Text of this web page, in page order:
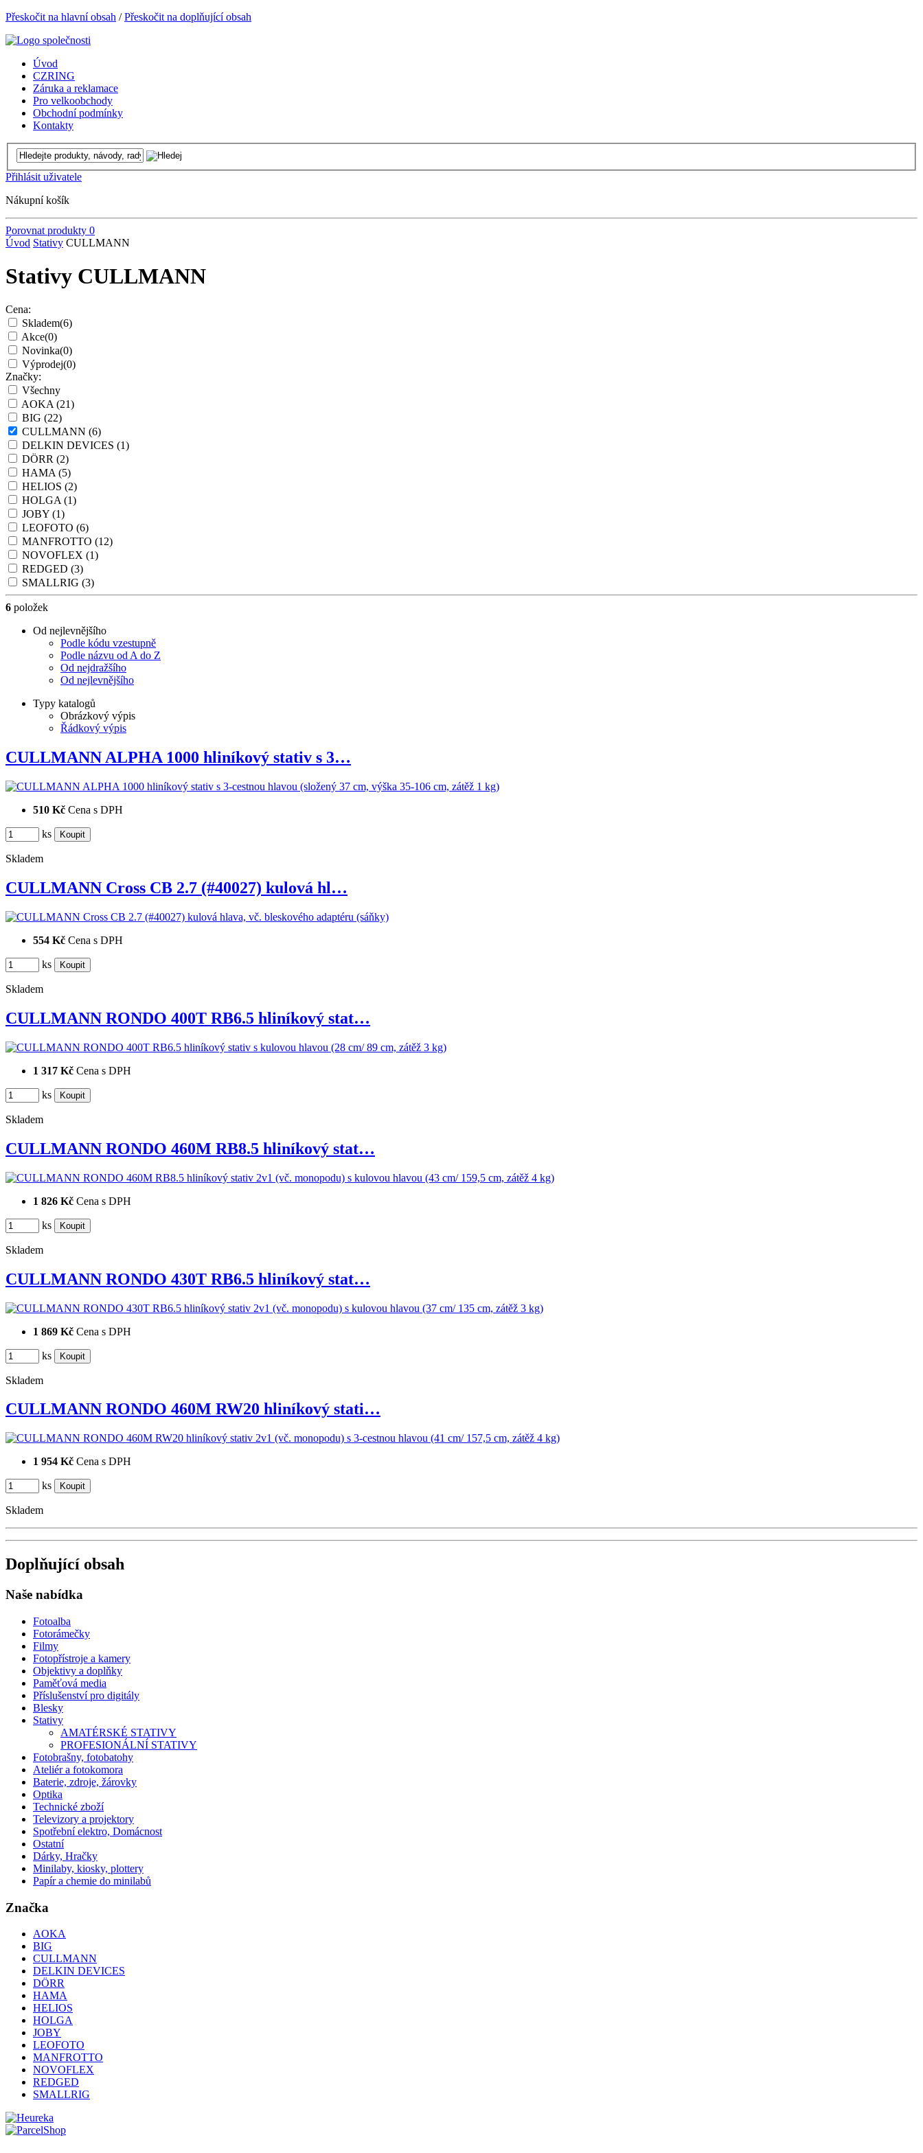
Přeskočit na hlavní obsah /Přeskočit na doplňující obsah
Úvod
CZRING
Záruka a reklamace
Pro velkoobchody
Obchodní podmínky
Kontakty
Přihlásit uživatele
Nákupní košík
Porovnat produkty 0
Úvod Stativy CULLMANN
Stativy CULLMANN
Cena:
Skladem(6)
Akce(0)
Novinka(0)
Výprodej(0)
Značky:
Všechny
AOKA(21)
BIG (22)
CULLMANN (6)
DELKIN DEVICES (1)
DÖRR (2)
HAMA(5)
HELIOS (2)
HOLGA(1)
JOBY (1)
LEOFOTO (6)
MANFROTTO (12)
NOVOFLEX (1)
REDGED (3)
SMALLRIG (3)
6 položek
Od nejlevnějšího
Podle kódu vzestupně
Podle názvu od A do Z
Od nejdražšího
Od nejlevnějšího
Typy katalogů
Obrázkový výpis
Řádkový výpis
CULLMANN ALPHA 1000 hliníkový stativ s 3…
510 Kč Cena s DPH
ks
Skladem
CULLMANN Cross CB 2.7 (#40027) kulová hl…
554 Kč Cena s DPH
ks
Skladem
CULLMANN RONDO 400T RB6.5 hliníkový stat…
1 317 Kč Cena s DPH
ks
Skladem
CULLMANN RONDO 460M RB8.5 hliníkový stat…
1 826 Kč Cena s DPH
ks
Skladem
CULLMANN RONDO 430T RB6.5 hliníkový stat…
1 869 Kč Cena s DPH
ks
Skladem
CULLMANN RONDO 460M RW20 hliníkový stati…
1 954 Kč Cena s DPH
ks
Skladem
Doplňující obsah
Naše nabídka
Fotoalba
Fotorámečky
Filmy
Fotopřístroje a kamery
Objektivy a doplňky
Paměťová media
Příslušenství pro digitály
Blesky
Stativy
AMATÉRSKÉ STATIVY
PROFESIONÁLNÍ STATIVY
Fotobrašny, fotobatohy
Ateliér a fotokomora
Baterie, zdroje, žárovky
Optika
Technické zboží
Televizory a projektory
Spotřební elektro, Domácnost
Ostatní
Dárky, Hračky
Minilaby, kiosky, plottery
Papír a chemie do minilabů
Značka
AOKA
BIG
CULLMANN
DELKIN DEVICES
DÖRR
HAMA
HELIOS
HOLGA
JOBY
LEOFOTO
MANFROTTO
NOVOFLEX
REDGED
SMALLRIG